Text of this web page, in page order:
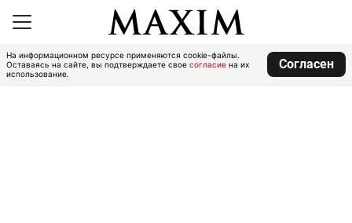
На информационном ресурсе применяются cookie-файлы.
Оставаясь на сайте, вы подтверждаете свое согласие на их
использование.
Согласен